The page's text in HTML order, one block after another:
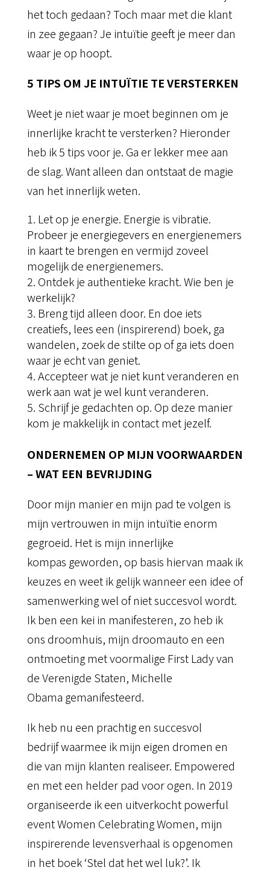
het toch gedaan? Toch maar met die klant
in zee gegaan? Je intuïtie geeft je meer dan
waar je op hoopt.
5 TIPS OM JE INTUÏTIE TE VERSTERKEN
Weet je niet waar je moet beginnen om je
innerlijke kracht te versterken? Hieronder
heb ik 5 tips voor je. Ga er lekker mee aan
de slag. Want alleen dan ontstaat de magie
van het innerlijk weten.
Let op je energie. Energie is vibratie.
Probeer je energiegevers en energienemers
in kaart te brengen en vermijd zoveel
mogelijk de energienemers.
Ontdek je authentieke kracht. Wie ben je
werkelijk?
Breng tijd alleen door. En doe iets
creatiefs, lees een (inspirerend) boek, ga
wandelen, zoek de stilte op of ga iets doen
waar je echt van geniet.
Accepteer wat je niet kunt veranderen en
werk aan wat je wel kunt veranderen.
Schrijf je gedachten op. Op deze manier
kom je makkelijk in contact met jezelf.
ONDERNEMEN OP MIJN VOORWAARDEN
– WAT EEN BEVRIJDING
Door mijn manier en mijn pad te volgen is
mijn vertrouwen in mijn intuïtie enorm
gegroeid. Het is mijn innerlijke
kompas geworden, op basis hiervan maak ik
keuzes en weet ik gelijk wanneer een idee of
samenwerking wel of niet succesvol wordt.
Ik ben een kei in manifesteren, zo heb ik
ons droomhuis, mijn droomauto en een
ontmoeting met voormalige First Lady van
de Verenigde Staten, Michelle
Obama gemanifesteerd.
Ik heb nu een prachtig en succesvol
bedrijf waarmee ik mijn eigen dromen en
die van mijn klanten realiseer. Empowered
en met een helder pad voor ogen. In 2019
organiseerde ik een uitverkocht powerful
event Women Celebrating Women, mijn
inspirerende levensverhaal is opgenomen
in het boek ‘Stel dat het wel luk?’. Ik